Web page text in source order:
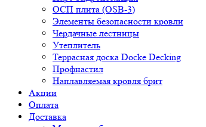
ОСП плита (OSB-3)
Элементы безопасности кровли
Чердачные лестницы
Утеплитель
Террасная доска Docke Decking
Профнастил
Наплавляемая кровля брит
Акции
Оплата
Доставка